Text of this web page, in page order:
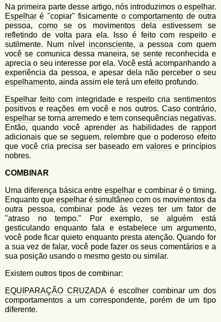
Na primeira parte desse artigo, nós introduzimos o espelhar.
Espelhar é "copiar" fisicamente ocomportamento de outra
pessoa,como se os movimentos dela estivessem se
refletindo de volta para ela. Isso é feito com respeito e
sutilmente. Num nível inconsciente, a pessoa com quem
você se comunica dessa maneira, se sente reconhecida e
aprecia o seu interesse por ela. Você está acompanhando a
experiência da pessoa, e apesar dela não perceber o seu
espelhamento, ainda assim ele terá um efeito profundo.
Espelhar feito com integridade e respeito cria sentimentos
positivos e reações em você e nos outros. Caso contrário,
espelhar se torna arremedo e tem consequências negativas.
Então, quando você aprender as habilidades de rapport
adicionais que se seguem, relembre que o poderoso efeito
que você cria precisa ser baseado emvalores e princípios
nobres.
COMBINAR
Uma diferença básica entreespelhar e combinar é o timing.
Enquanto que espelhar é simultâneo com os movimentos da
outra pessoa, combinar pode às vezes ter um fator de
"atraso no tempo." Por exemplo, se alguém está
gesticulando enquanto fala e estabelece um argumento,
você pode ficar quieto enquanto presta atenção. Quando for
a sua vez de falar, você pode fazer os seus comentários e a
sua posição usando o mesmo gesto ou similar.
Existem outros tipos de combinar:
EQUIPARAÇÃO CRUZADA é escolher combinar um dos
comportamentos a um correspondente, porém de um tipo
diferente.